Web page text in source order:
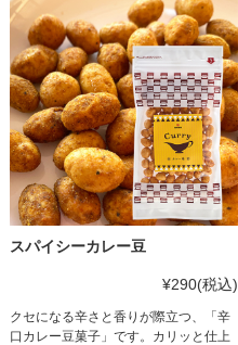
スパイシーカレー豆
¥290(税込)
クセになる辛さと香りが際立つ、「辛
口カレー豆菓子」です。カリッと仕上